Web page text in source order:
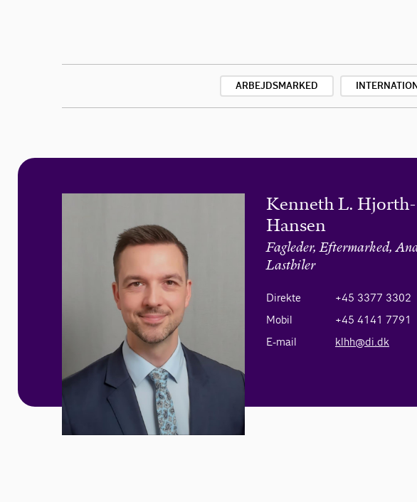
ARBEJDSMARKED
Kenneth L. Hjorth-
Hansen
Fagleder, Eftermarked,
Lastbiler
Direkte
+45 3377 3302
Mobil
+45 4141 7791
E-mail
klhh@di.dk